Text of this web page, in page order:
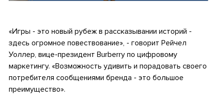
«Игры - это новый рубеж в рассказывании историй -
здесь огромное повествование», - говорит Рейчел
Уоллер, вице-президент Burberry по цифровому
маркетингу. «Возможность удивить и порадовать своего
потребителя сообщениями бренда - это большое
преимущество».